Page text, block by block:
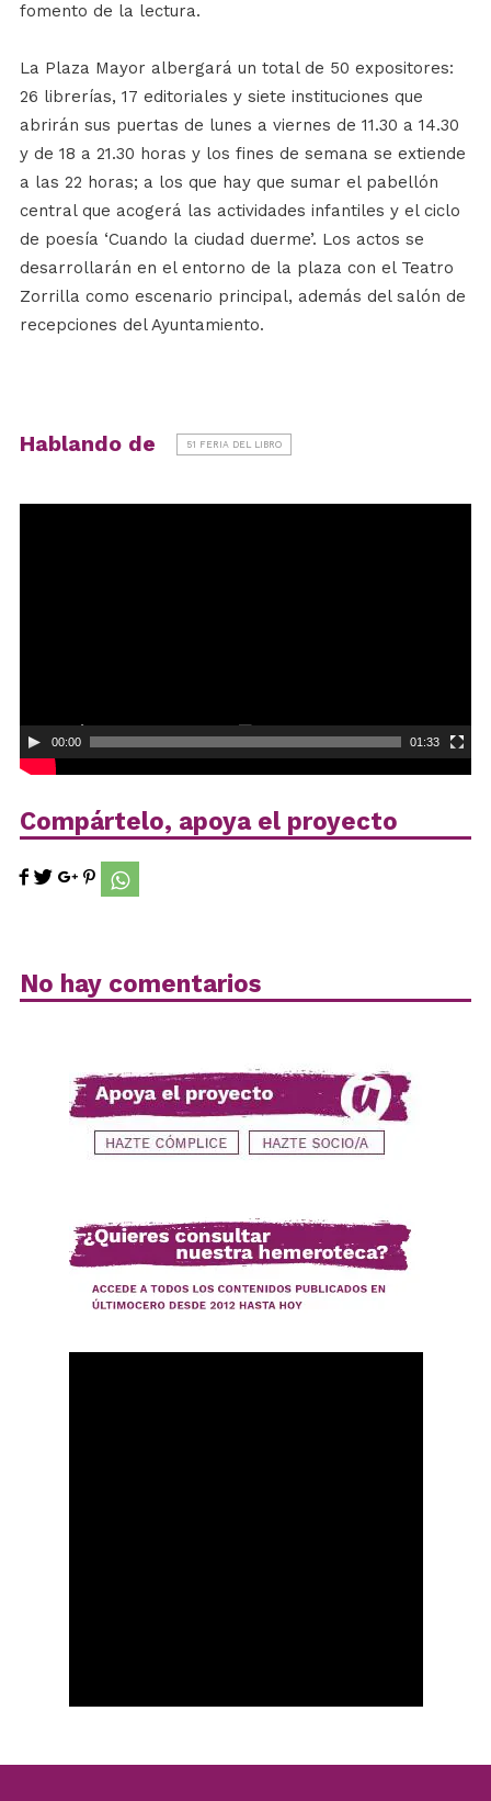
fomento de la lectura.
La Plaza Mayor albergará un total de 50 expositores:
26 librerías, 17 editoriales y siete instituciones que
abrirán sus puertas de lunes a viernes de 11.30 a 14.30
y de 18 a 21.30 horas y los fines de semana se extiende
a las 22 horas; a los que hay que sumar el pabellón
central que acogerá las actividades infantiles y el ciclo
de poesía ‘Cuando la ciudad duerme’. Los actos se
desarrollarán en el entorno de la plaza con el Teatro
Zorrilla como escenario principal, además del salón de
recepciones del Ayuntamiento.
Hablando de 51 FERIA DEL LIBRO
00:00 01:33
Compártelo, apoya el proyecto
No hay comentarios